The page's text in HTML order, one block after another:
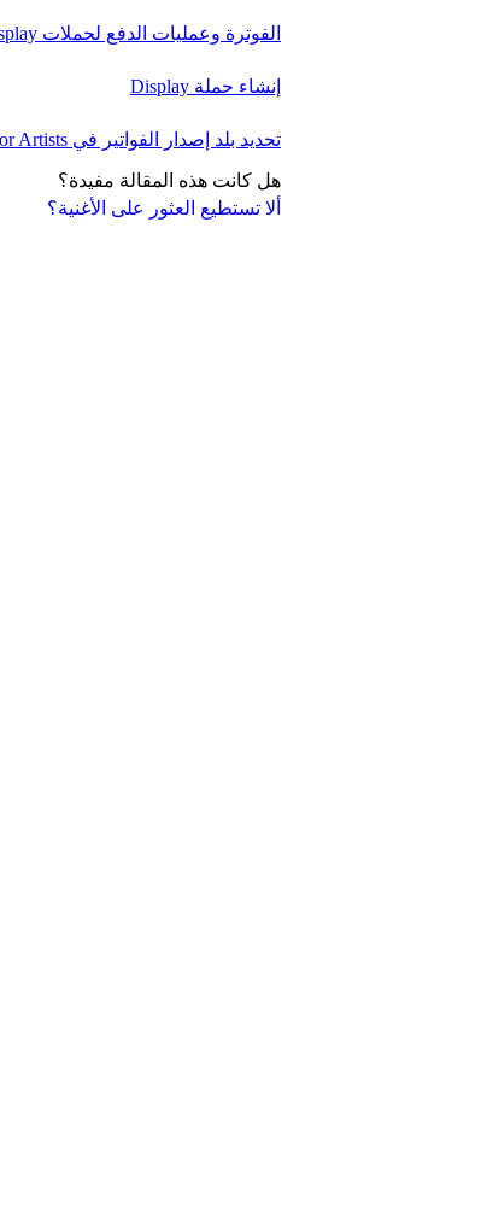
ألا تستطيع العثور على الأغنية؟
الفوترة وعمليات الدفع لحملات Display
إنشاء حملة Display
تحديد بلد إصدار الفواتير في Spotify for Artists
هل كانت هذه المقالة مفيدة؟